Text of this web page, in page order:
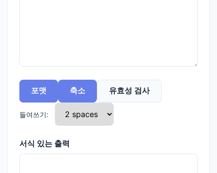
포맷 축소 유효성 검사
들여쓰기:
서식 있는 출력